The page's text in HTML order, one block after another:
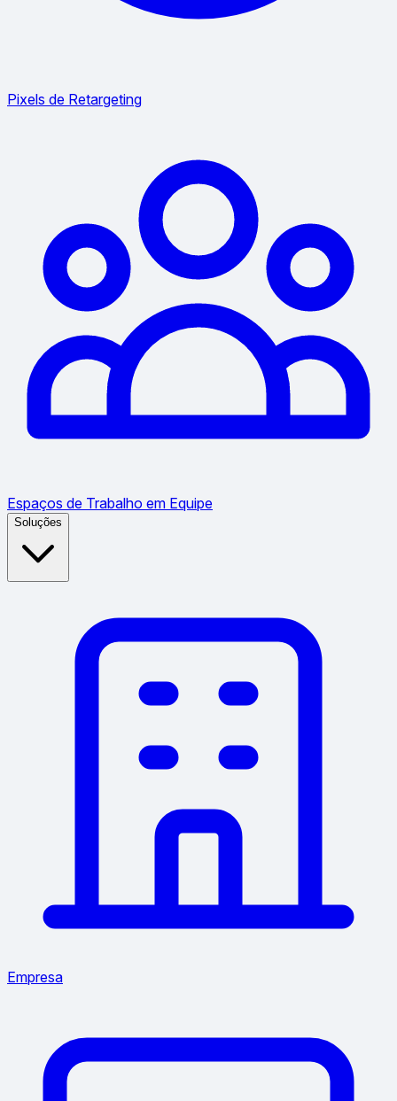
Pixels de Retargeting
Espaços de Trabalho em Equipe
Soluções
Empresa